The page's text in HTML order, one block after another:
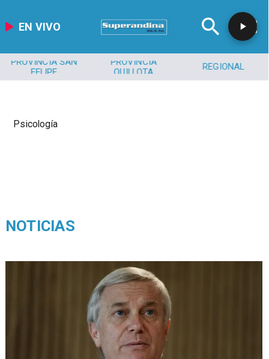
EN VIVO
PROVINCIA SAN
FELIPE
PROVINCIA
QUILLOTA
REGIONAL
Psicología
NOTICIAS